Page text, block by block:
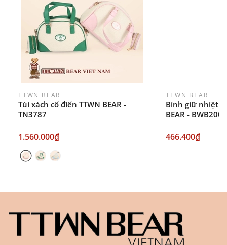
ngày sau khi đặt.
TTWN BEAR
Túi xách cổ điển TTWN BEAR -
TN3787
1.560.000₫
TTWN BEAR
Bình giữ nhiệt
BEAR - BWB2007
466.400₫